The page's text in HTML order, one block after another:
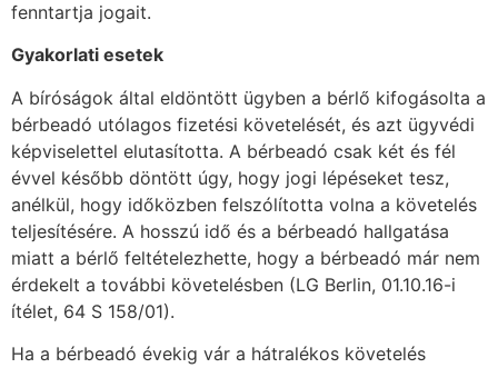
fenntartja jogait.
Gyakorlati esetek
A bíróságok által eldöntött ügyben a bérlő kifogásolta a
bérbeadó utólagos fizetési követelését, és azt ügyvédi
képviselettel elutasította. A bérbeadó csak két és fél
évvel később döntött úgy, hogy jogi lépéseket tesz,
anélkül, hogy időközben felszólította volna a követelés
teljesítésére. A hosszú idő és a bérbeadó hallgatása
miatt a bérlő feltételezhette, hogy a bérbeadó már nem
érdekelt a további követelésben (LG Berlin, 01.10.16-i
ítélet, 64 S 158/01).
Ha a bérbeadó évekig vár a hátralékos követelés